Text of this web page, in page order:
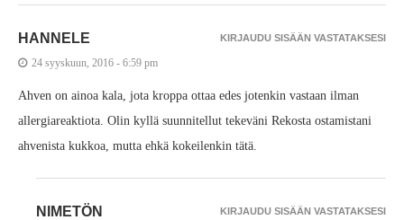
HANNELE
24 syyskuun, 2016 - 6:59 pm
Ahven on ainoa kala, jota kroppa ottaa edes jotenkin vastaan ilman
allergiareaktiota. Olin kyllä suunnitellut tekeväni Rekosta ostamistani
ahvenista kukkoa, mutta ehkä kokeilenkin tätä.
KIRJAUDU SISÄÄN VASTATAKSESI
NIMETÖN KIRJAUDU SISÄÄN VASTATAKSESI